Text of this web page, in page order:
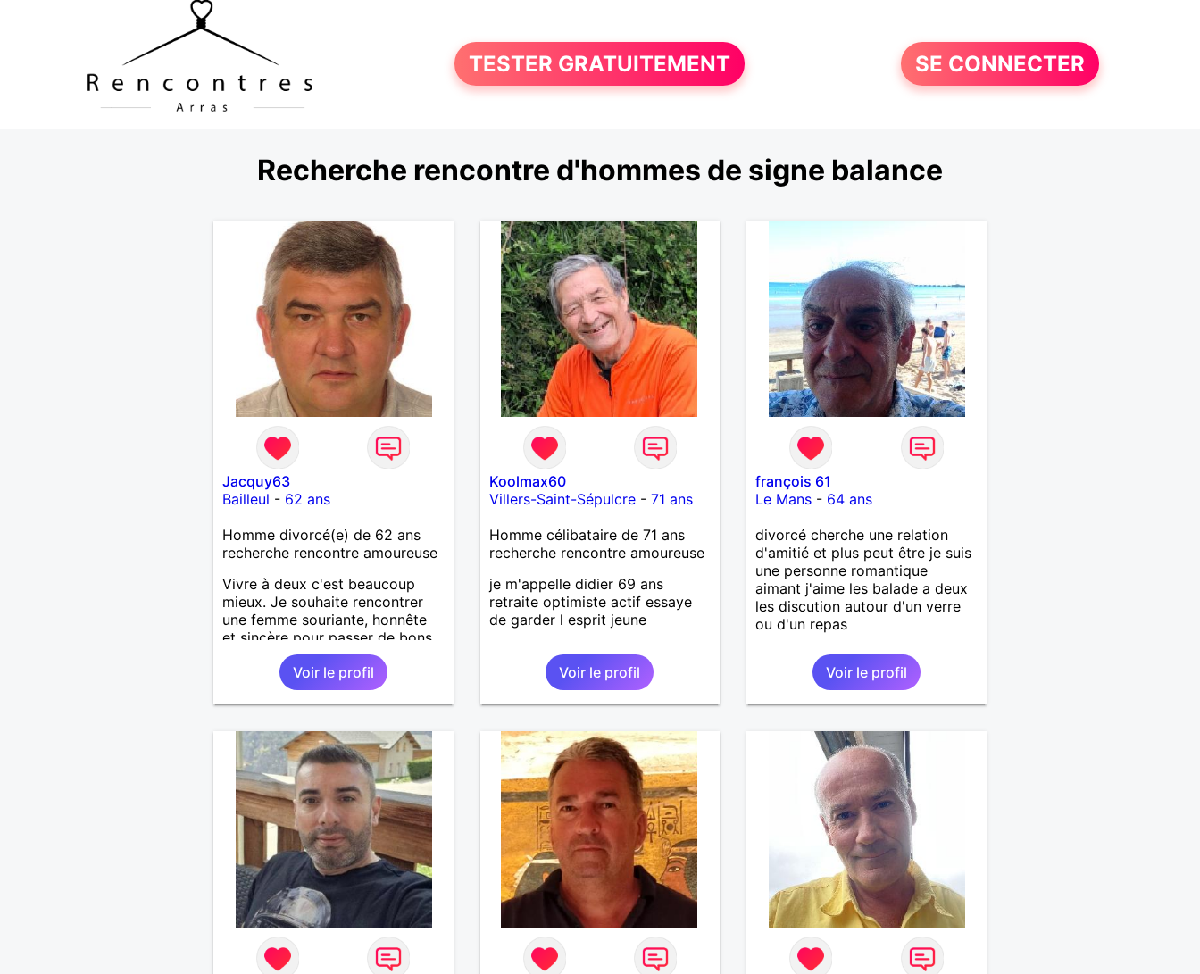
TESTER GRATUITEMENT SE CONNECTER
Recherche rencontre d'hommes de signe balance
Jacquy63
Bailleul - 62 ans
Homme divorcé(e) de 62 ans
recherche rencontre amoureuse
Vivre à deux c'est beaucoup
mieux. Je souhaite rencontrer
une femme souriante, honnête
et sincère pour passer de bons
moments, qui aime plaisanter, se
balader et partager, je le
souhaite, notre complicité.
J'aime beaucoup les chantiers
se relaxer, se détendre et
finalement prendre du bon
temps. C'est difficile de tout
dire en quelques lignes. En
revanche, vous pouvez me
contacter pour avoir plus
d'informations. A bientôt
Voir le profil
Koolmax60
Villers-Saint-Sépulcre- 71 ans
Homme célibataire de 71 ans
recherche rencontre amoureuse
je m'appelle didier 69 ans
retraite optimiste actif essaye
de garder l esprit jeune
Voir le profil
françois 61
Le Mans - 64 ans
divorcé cherche une relation
d'amitié et plus peut être je suis
une personne romantique
aimant j'aime les balade a deux
les discution autour d'un verre
ou d'un repas
Voir le profil